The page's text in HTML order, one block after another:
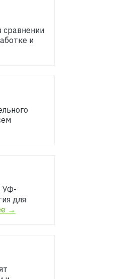
сравнении
и
УФ-
для
→